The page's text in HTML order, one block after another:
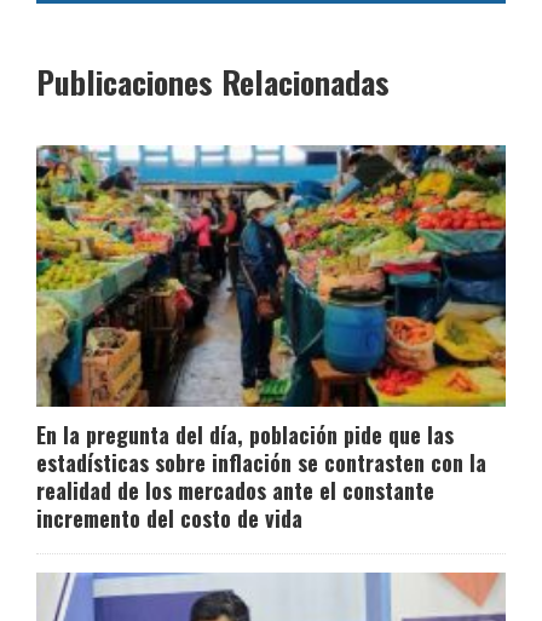
Publicaciones Relacionadas
En la pregunta del día, población pide que las
estadísticas sobre inflación se contrasten con la
realidad de los mercados ante el constante
incremento del costo de vida